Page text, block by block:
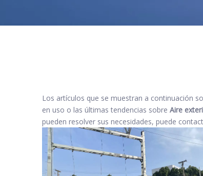
Los artículos que se muestran a continuación
en uso o las últimas tendencias sobre Aire
pueden resolver sus necesidades, puede